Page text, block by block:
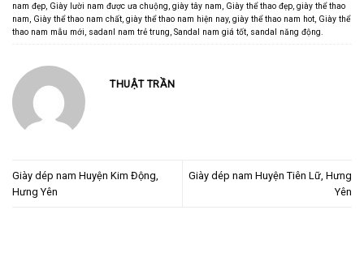
nam đẹp, Giày lười nam được ưa chuộng, giày tây nam, Giày thể thao đẹp, giày thể thao
nam, Giày thể thao nam chất, giày thể thao nam hiện nay, giày thể thao nam hot, Giày thể
thao nam mẫu mới, sadanl nam trẻ trung, Sandal nam giá tốt, sandal năng động.
THUẬT TRẦN
Giày dép nam Huyện Kim Động,
Hưng Yên
Giày dép nam Huyện Tiên Lữ, Hưng
Yên